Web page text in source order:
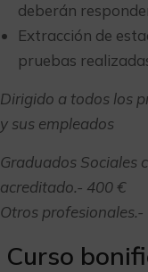
deberán
Extracción de
pruebas
Dirigido a todos los
y sus empleados
Graduados Sociales
acreditado.- 400 €
Otros profesionales.-
Curso